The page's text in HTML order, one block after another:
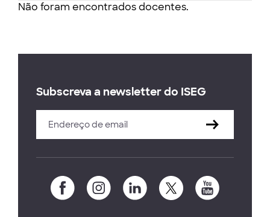
Não foram encontrados docentes.
Subscreva a newsletter do ISEG